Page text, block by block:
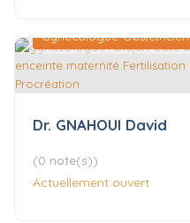
Gynécologue-Obstétricien
Dr. GNAHOUI David
(0 note(s))
Actuellement ouvert